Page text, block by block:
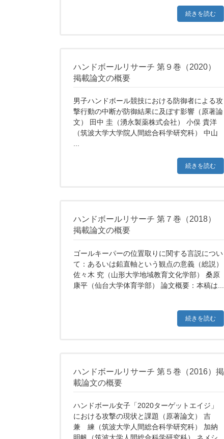
続きを読む
ハンドボールリサーチ 第９巻（2020）
掲載論文の概要
男⼦ハンドボール競技における防御者による攻
撃⾏動の中断が防御結果に及ぼす影響（原著論
文） 田中 圭（湧永製薬株式会社） 小俣 貴洋
（筑波大学大学院人間総合科学研究科） 中山
...
続きを読む
ハンドボールリサーチ 第７巻（2018）
掲載論文の概要
ゴールキーパーの位置取りに関する言説につい
て：あるいは鉛直軸という観点の意義（総説）
佐々木 究（山形大学地域教育文化学部） 桑原
康平（仙台大学体育学部） 論文概要：本稿は...
続きを読む
ハンドボールリサーチ 第５巻（2016）掲
載論文の概要
ハンドボール女子「2020ターゲットエイジ」
における攻撃の現状と課題（原著論文） 吉
兼 練（筑波大学人間総合科学研究科） 加納